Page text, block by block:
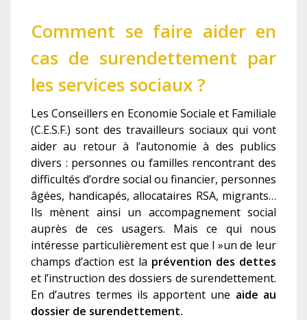
Comment se faire aider en
cas de surendettement par
les services sociaux ?
Les Conseillers en Economie Sociale et Familiale
(C.E.S.F.) sont des travailleurs sociaux qui vont
aider au retour à l’autonomie à des publics
divers : personnes ou familles rencontrant des
difficultés d’ordre social ou financier, personnes
âgées, handicapés, allocataires RSA, migrants…
Ils mènent ainsi un accompagnement social
auprès de ces usagers. Mais ce qui nous
intéresse particulièrement est que l »un de leur
champs d’action est la prévention des dettes
et l’instruction des dossiers de surendettement.
En d’autres termes ils apportent une aide au
dossier de surendettement.